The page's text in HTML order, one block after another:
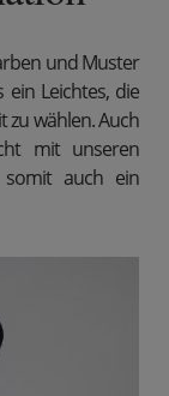
Jedes Detail dieses
und in
und Muster
ein Leichtes, die
zu wählen. Auch
mit unseren
somit auch ein